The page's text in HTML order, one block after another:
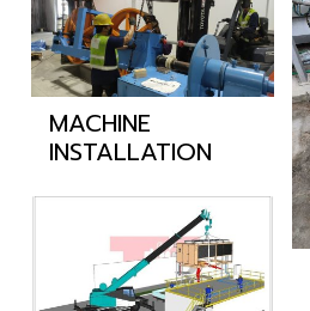
MACHINE
INSTALLATION